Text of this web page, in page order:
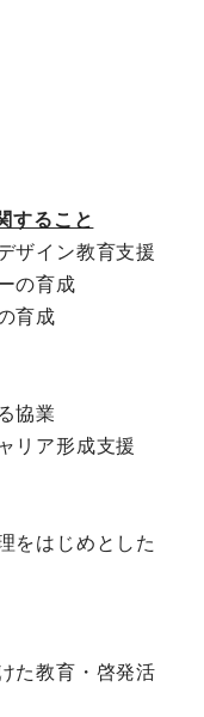
すること
ザイン教育支援
の育成
育成
協業
リア形成支援
をはじめとした
た教育・啓発活